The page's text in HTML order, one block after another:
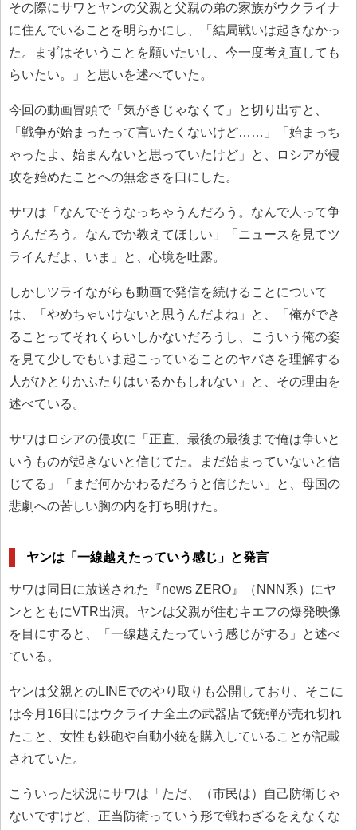
その際にサワとヤンの父親と父親の弟の家族がウクライナ
に住んでいることを明らかにし、「結局戦いは起きなかっ
た。まずはそいうことを願いたいし、今一度考え直しても
らいたい。」と思いを述べていた。
今回の動画冒頭で「気がきじゃなくて」と切り出すと、
「戦争が始まったって言いたくないけど……」「始まっち
ゃったよ、始まんないと思っていたけど」と、ロシアが侵
攻を始めたことへの無念さを口にした。
サワは「なんでそうなっちゃうんだろう。なんで人って争
うんだろう。なんでか教えてほしい」「ニュースを見てツ
ライんだよ、いま」と、心境を吐露。
しかしツライながらも動画で発信を続けることについて
は、「やめちゃいけないと思うんだよね」と、「俺ができ
ることってそれくらいしかないだろうし、こういう俺の姿
を見て少しでもいま起こっていることのヤバさを理解する
人がひとりかふたりはいるかもしれない」と、その理由を
述べている。
サワはロシアの侵攻に「正直、最後の最後まで俺は争いと
いうものが起きないと信じてた。まだ始まっていないと信
じてる」「まだ何かかわるだろうと信じたい」と、母国の
悲劇への苦しい胸の内を打ち明けた。
ヤンは「一線越えたっていう感じ」と発言
サワは同日に放送された『news ZERO』（NNN系）にヤ
ンとともにVTR出演。ヤンは父親が住むキエフの爆発映像
を目にすると、「一線越えたっていう感じがする」と述べ
ている。
ヤンは父親とのLINEでのやり取りも公開しており、そこに
は今月16日にはウクライナ全土の武器店で銃弾が売れ切れ
たこと、女性も鉄砲や自動小銃を購入していることが記載
されていた。
こういった状況にサワは「ただ、（市民は）自己防衛じゃ
ないですけど、正当防衛っていう形で戦わざるをえなくな